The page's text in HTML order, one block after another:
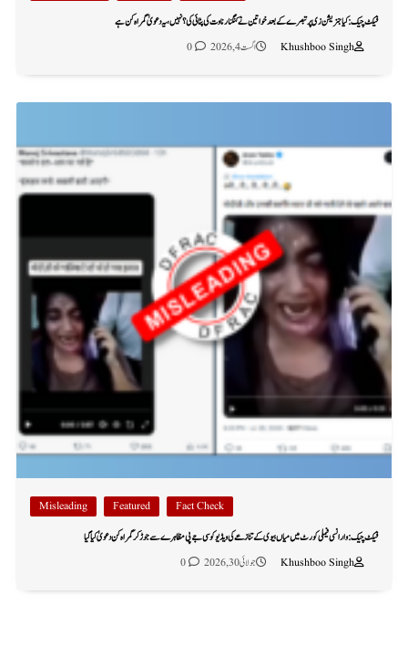
فیکٹ چیک: کیا جنریشن زی پر تبصرے کے بعد خواتین نے کنگنا رناوت کی پٹائی کی؟ نہیں، یہ دعویٰ گمراہ کن ہے
Khushboo Singh
اگست 4, 2026 0
Fact Check
Featured
Misleading
فیکٹ چیک: وارانسی فیملی کورٹ میں میاں بیوی کے تنازعے کی ویڈیو کو سی جے پی مظاہرے سے جوڑ کر گمراہ کن دعویٰ کیا گیا
Khushboo Singh
جولائی 30, 2026 0